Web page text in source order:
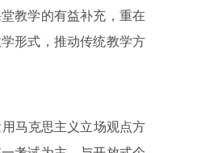
教学的有益补充，重在
形式，推动传统教学方
马克思主义立场观点方